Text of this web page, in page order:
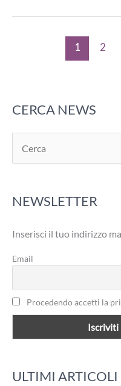
nuova
spa
Made
in
1 2
CERCA NEWS
e
c
:
NEWSLETTER
Inserisci il tuo indirizzo
Email
Procedendo accetti la
ULTIMI ARTICOLI